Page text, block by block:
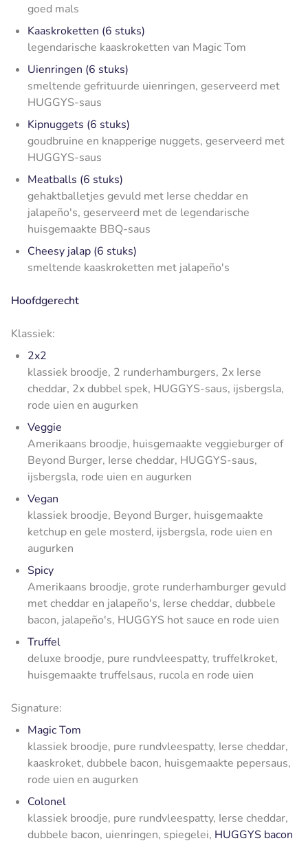
goed mals
Kaaskroketten (6 stuks)
legendarische kaaskroketten van Magic Tom
Uienringen (6 stuks)
smeltende gefrituurde uienringen, geserveerd met
HUGGYS-saus
Kipnuggets (6 stuks)
goudbruine en knapperige nuggets, geserveerd met
HUGGYS-saus
Meatballs (6 stuks)
gehaktballetjes gevuld met Ierse cheddar en
jalapeño's, geserveerd met de legendarische
huisgemaakte BBQ-saus
Cheesy jalap (6 stuks)
smeltende kaaskroketten met jalapeño's
Hoofdgerecht
Klassiek:
2x2
klassiek broodje, 2 runderhamburgers, 2x Ierse
cheddar, 2x dubbel spek, HUGGYS-saus, ijsbergsla,
rode uien en augurken
Veggie
Amerikaans broodje, huisgemaakte veggieburger of
Beyond Burger, Ierse cheddar, HUGGYS-saus,
ijsbergsla, rode uien en augurken
Vegan
klassiek broodje, Beyond Burger, huisgemaakte
ketchup en gele mosterd, ijsbergsla, rode uien en
augurken
Spicy
Amerikaans broodje, grote runderhamburger gevuld
met cheddar en jalapeño's, Ierse cheddar, dubbele
bacon, jalapeño's, HUGGYS hot sauce en rode uien
Truffel
deluxe broodje, pure rundvleespatty, truffelkroket,
huisgemaakte truffelsaus, rucola en rode uien
Signature:
Magic Tom
klassiek broodje, pure rundvleespatty, Ierse cheddar,
kaaskroket, dubbele bacon, huisgemaakte pepersaus,
rode uien en augurken
Colonel
klassiek broodje, pure rundvleespatty, Ierse cheddar,
dubbele bacon, uienringen, spiegelei, HUGGYS bacon